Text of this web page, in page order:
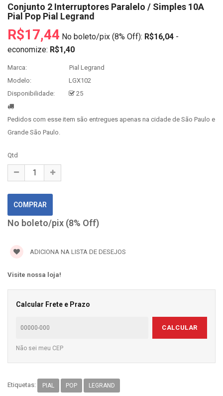
Conjunto 2 Interruptores Paralelo / Simples 10A
Pial Pop Pial Legrand
R$17,44 No boleto/pix (8% Off): R$16,04 -
economize: R$1,40
Marca:
Pial Legrand
Modelo:
LGX102
Disponibilidade:
25
Pedidos com esse item são entregues apenas na cidade de São Paulo e
Grande São Paulo.
Qtd
No boleto/pix (8% Off)
ADICIONA NA LISTA DE DESEJOS
Visite nossa loja!
Calcular Frete e Prazo
CALCULAR
Não sei meu CEP
Etiquetas: PIAL POP LEGRAND